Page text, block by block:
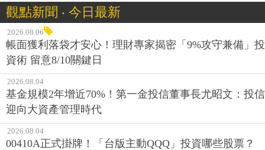
觀點新聞 ‧ 今日最新
2026.08.06
帳面獲利落袋才安心！理財專家揭密「9%攻守兼備」投
資術 留意8/10關鍵日
2026.08.04
基金規模2年增近70%！第一金投信董事長尤昭文：投信
迎向大資產管理時代
2026.08.04
00410A正式掛牌！「台版主動QQQ」投資哪些股票？